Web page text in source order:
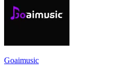
Goaimusic